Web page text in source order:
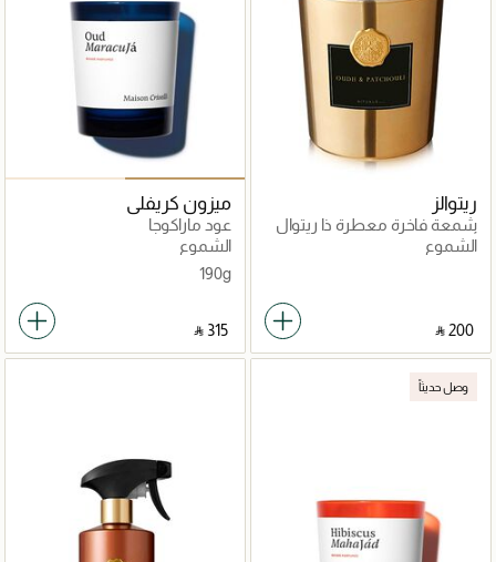
ريتوالز
شمعة فاخرة معطرة ذا ريتوال
أوف عود
الشموع
‎ ⃁ ⁦200⁩ ‎
ميزون كريفلي
عود ماراكوجا
الشموع
190g
‎ ⃁ ⁦315⁩ ‎
وصل حديثاً